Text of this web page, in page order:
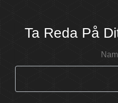
Ta Reda På